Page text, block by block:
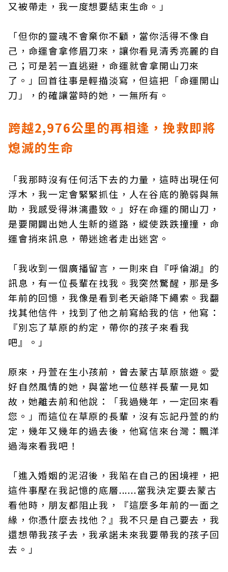
又被帶走，我一度想要結束生命。」
「但你的靈魂不會棄你不顧，當你活得不像自
己，命運會拿修眉刀來，讓你看見清秀亮麗的自
己；可是若一直逃避，命運就會拿開山刀來
了。」回首往事是輕描淡寫，但這把「命運開山
刀」，的確讓當時的她，一無所有。
跨越2,976公里的再相逢，挽救即將
熄滅的生命
「我那時沒有任何活下去的力量，這時出現任何
浮木，我一定會緊緊抓住，人在谷底的脆弱與無
助，我感受得淋漓盡致。」好在命運的開山刀，
是要開闢出她人生新的道路，縱使跌跌撞撞，命
運會捎來訊息，帶迷途者走出迷宮。
「我收到一個廣播留言，一則來自『呼倫湖』的
訊息，有一位長輩在找我。我突然驚醒，那是多
年前的回憶，我像是看到老天爺降下繩索。我翻
找其他信件，找到了他之前寫給我的信，他寫：
『別忘了草原的約定，帶你的孩子來看我
吧』。」
原來，丹萱在生小孩前，曾去蒙古草原旅遊。愛
好自然風情的她，與當地一位慈祥長輩一見如
故，她離去前和他說：「我過幾年，一定回來看
您。」而這位在草原的長輩，沒有忘記丹萱的約
定，幾年又幾年的過去後，他寫信來台灣：飄洋
過海來看我吧！
「進入婚姻的泥沼後，我陷在自己的困境裡，把
這件事壓在我記憶的底層......當我決定要去蒙古
看他時，朋友都阻止我，『這麼多年前的一面之
緣，你憑什麼去找他？』我不只是自己要去，我
還想帶我孩子去，我承諾未來我要帶我的孩子回
去。」